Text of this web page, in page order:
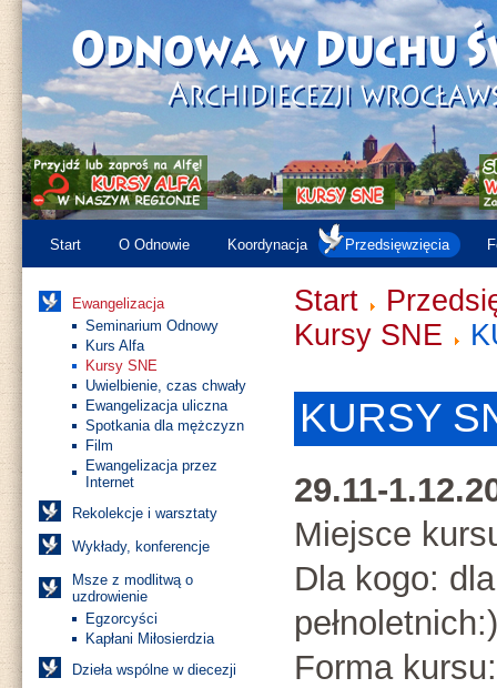
Start O Odnowie Koordynacja Przedsięwzięcia
Ewangelizacja
Seminarium Odnowy
Kurs Alfa
Kursy SNE
Uwielbienie, czas chwały
Ewangelizacja uliczna
Spotkania dla mężczyzn
Film
Ewangelizacja przez
Internet
Rekolekcje i warsztaty
Wykłady, konferencje
Msze z modlitwą o
uzdrowienie
Egzorcyści
Kapłani Miłosierdzia
Dzieła wspólne w diecezji
Start
Kursy SNE
KURSY
29.11-
Miejsce
Dla kogo:
pełnoletnich:)
Forma